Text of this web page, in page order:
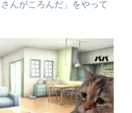
んがころんだ」をやって